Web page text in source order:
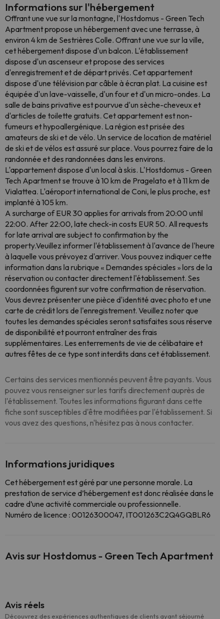
Informations sur l'hébergement
Offrant une vue sur la montagne, l'Hostdomus - Green Tech
Apartment propose un hébergement avec une terrasse, à
environ 4 km de Sestrières Colle. Offrant une vue sur la ville,
cet hébergement dispose d'un balcon. L'établissement
dispose d'un ascenseur et propose des services
d'enregistrement et de départ privés. Cet appartement
dispose d'une télévision par câble à écran plat. La cuisine est
équipée d'un lave-vaisselle, d'un four et d'un micro-ondes. La
salle de bains privative est pourvue d'un sèche-cheveux et
d'articles de toilette gratuits. Cet appartement est non-
fumeurs et hypoallergénique. La région est prisée des
amateurs de ski et de vélo. Un service de location de matériel
de ski et de vélos est assuré sur place. Vous pourrez faire de la
randonnée et des randonnées dans les environs.
L'appartement dispose d'un local à skis. L'Hostdomus - Green
Tech Apartment se trouve à 10 km de Pragelato et à 11 km de
Vialattea. L'aéroport international de Coni, le plus proche, est
implanté à 105 km.
A surcharge of EUR 30 applies for arrivals from 20:00 until
22:00. After 22:00, late check-in costs EUR 50. All requests
for late arrival are subject to confirmation by the
property.Veuillez informer l'établissement à l'avance de l'heure
à laquelle vous prévoyez d'arriver. Vous pouvez indiquer cette
information dans la rubrique « Demandes spéciales » lors de la
réservation ou contacter directement l'établissement. Ses
coordonnées figurent sur votre confirmation de réservation.
Vous devrez présenter une pièce d'identité avec photo et une
carte de crédit lors de l'enregistrement. Veuillez noter que
toutes les demandes spéciales seront satisfaites sous réserve
de disponibilité et pourront entraîner des frais
supplémentaires. Les enterrements de vie de célibataire et
autres fêtes de ce type sont interdits dans cet établissement.
Certains des services mentionnés peuvent être payants. Vous
pouvez vous renseigner sur les tarifs directement auprès de
l'établissement. Toutes les informations figurant dans cette
fiche sont susceptibles d'être modifiées par l'établissement. Si
vous avez des questions, n'hésitez pas à nous contacter.
Informations juridiques
Cet hébergement est géré par une personne morale. La
prestation de service d’hébergement est donc réalisée dans le
cadre d’une activité commerciale ou professionnelle.
Numéro de licence : 00126300047, IT001263C2Q4GQBLR6
Avis sur Hostdomus - Green Tech Apartment
Avis réels
Découvrez des expériences authentiques de clients ayant séjourné